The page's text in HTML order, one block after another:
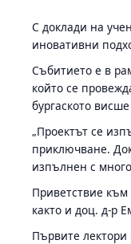
С доклади на
иновативни
Събитието е в
който се
бургаското
„Проектът се
приключване.
изпълнен с
Приветствие
както и доц. д-р
Първите